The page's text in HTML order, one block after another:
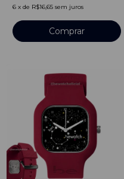
6 x de R$16,65 sem juros